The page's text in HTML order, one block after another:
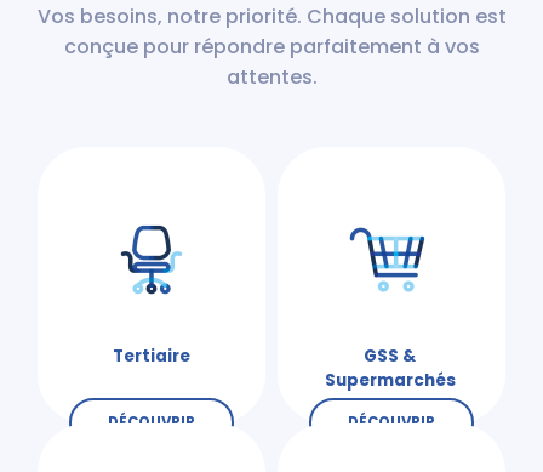
Vos besoins, notre priorité. Chaque solution est
conçue pour répondre parfaitement à vos
attentes.
Tertiaire
DÉCOUVRIR
GSS &
Supermarchés
DÉCOUVRIR